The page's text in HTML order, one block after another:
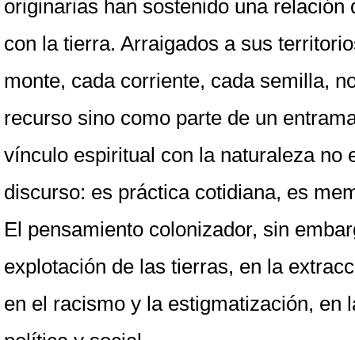
originarias han sostenido una relación
con la tierra. Arraigados a sus
monte, cada corriente, cada semilla,
recurso sino como parte de un
vínculo espiritual con la naturaleza no
discurso: es práctica cotidiana, es
El pensamiento colonizador, sin
explotación de las tierras, en la
en el racismo y la estigmatización, en